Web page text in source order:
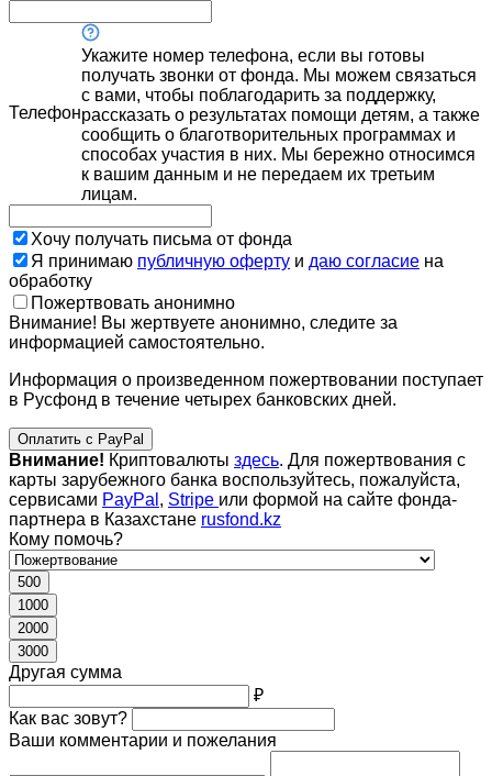
Телефон
Укажите номер телефона, если вы готовы
получать звонки от фонда. Мы можем связаться
с вами, чтобы поблагодарить за поддержку,
рассказать о результатах помощи детям, а также
сообщить о благотворительных программах и
способах участия в них. Мы бережно относимся
к вашим данным и не передаем их третьим
лицам.
Хочу получать письма от фонда
Я принимаю публичную оферту и даю согласие на
обработку
Пожертвовать анонимно
Внимание! Вы жертвуете анонимно, следите за
информацией самостоятельно.
Информация о произведенном пожертвовании поступает
в Русфонд в течение четырех банковских дней.
Оплатить с PayPal
Внимание! Криптовалюты здесь. Для пожертвования с
карты зарубежного банка воспользуйтесь, пожалуйста,
сервисами PayPal , Stripe или формой на сайте фонда-
партнера в Казахстане rusfond.kz
Кому помочь?
500
1000
2000
3000
Другая сумма
₽
Как вас зовут?
Ваши комментарии и пожелания